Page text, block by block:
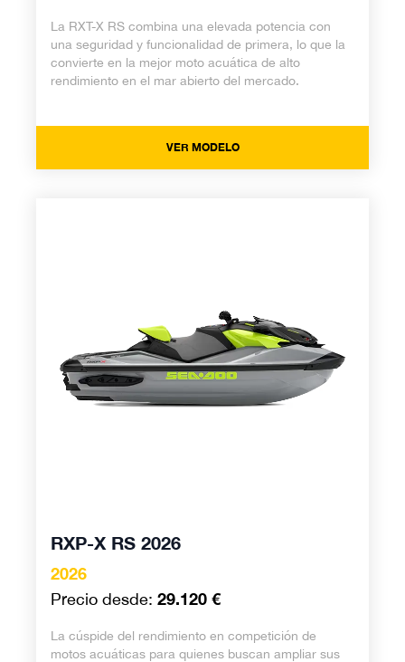
La RXT-X RS combina una elevada potencia con
una seguridad y funcionalidad de primera, lo que la
convierte en la mejor moto acuática de alto
rendimiento en el mar abierto del mercado.
VER MODELO
RXP-X RS 2026
2026
Precio desde: 29.120 €
La cúspide del rendimiento en competición de
motos acuáticas para quienes buscan ampliar sus